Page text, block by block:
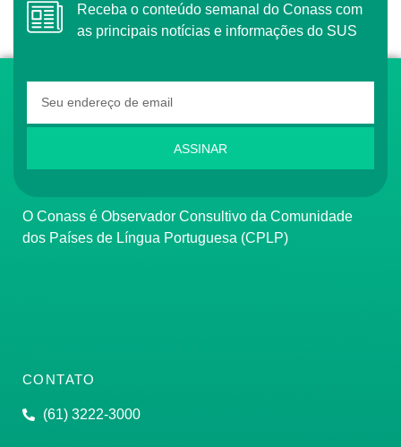
Receba o conteúdo semanal do Conass com
as principais notícias e informações do SUS
ASSINAR
O Conass é Observador Consultivo da Comunidade
dos Países de Língua Portuguesa (CPLP)
CONTATO
(61) 3222-3000